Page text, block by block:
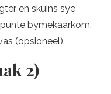
en skuins sye
bymekaarkom.
(opsioneel).
2)